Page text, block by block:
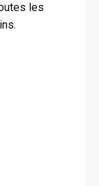
les